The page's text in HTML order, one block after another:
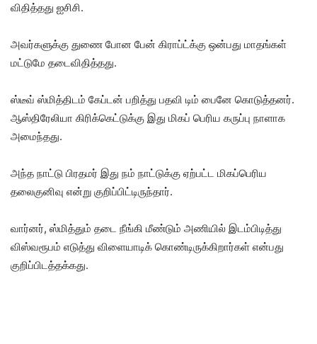
விதித்தது ஐசிசி.
அவர்களுக்கு துணை போன பேன் கிராப்ட்க்கு ஒன்பது மாதங்கள்
மட்டுமே தடைவிதித்தது.
ஸ்டீவ் ஸ்மித்திடம் கேப்டன் பறித்து பதவி டிம் பைனே கொடுத்தனர்.
ஆஸ்திரேலியா கிரிக்கெட்டுக்கு இது மிகப் பெரிய கருப்பு நாளாக
அமைந்தது.
அந்த நாட்டு பிரதமர் இது நம் நாட்டுக்கு ஏற்பட்ட மிகப்பெரிய
தலைகுனிவு என்று குறிப்பிட்டிருந்தார்.
வார்னர், ஸ்மித்தும் தடை நீங்கி மீண்டும் அணியில் இடம்பிடித்து
விஸ்வரூபம் எடுத்து விளையாடிக் கொண்டிருக்கிறார்கள் என்பது
குறிப்பிடத்தக்கது.